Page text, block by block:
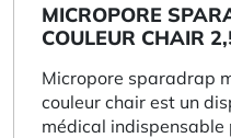
MICROPORE
COULEUR CHAIR
Micropore sparadrap
couleur chair est un
médical indispensable